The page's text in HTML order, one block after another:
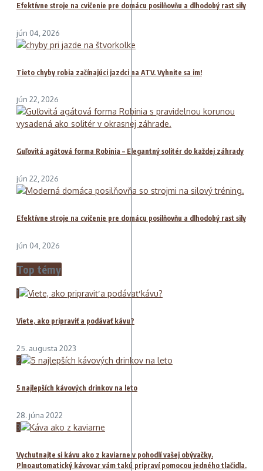
Efektívne stroje na cvičenie pre domácu posilňovňu a dlhodobý rast sily
jún 04, 2026
Tieto chyby robia začínajúci jazdci na ATV. Vyhnite sa im!
jún 22, 2026
Guľovitá agátová forma Robinia – Elegantný solitér do každej záhrady
jún 22, 2026
Efektívne stroje na cvičenie pre domácu posilňovňu a dlhodobý rast sily
jún 04, 2026
Top témy
1
Viete, ako pripraviť a podávať kávu?
25. augusta 2023
2
5 najlepších kávových drinkov na leto
28. júna 2022
3
Vychutnajte si kávu ako z kaviarne v pohodlí vašej obývačky.
Plnoautomatický kávovar vám takú pripraví pomocou jedného tlačidla.